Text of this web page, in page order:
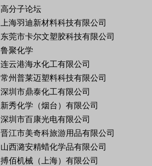
高分子论坛
上海羽迪新材料科技有限公司
东莞市卡尔文塑胶科技有限公司
鲁聚化学
连云港海水化工有限公司
常州普莱迈塑料科技有限公司
深圳市鼎泰化工有限公司
新秀化学（烟台）有限公司
深圳市百康光电有限公司
晋江市美奇科旅游用品有限公司
山西潞安精蜡化学品有限公司
搏佰机械（上海）有限公司